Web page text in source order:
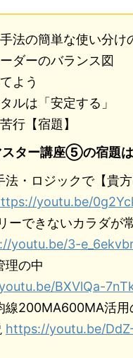
法の簡単な使い分け
ダーのバランス図
よう
ルは「安定する」
行【宿題】
スター講座⑤の宿題
法・ロジックで【貴
youtu.be/
ーできないカラダが
youtu.be/3-
理の中
BXVlQa-
線200MA600MA活用
https://youtu.be/